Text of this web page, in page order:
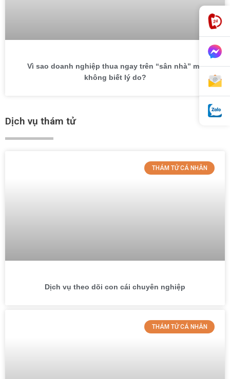
Vì sao doanh nghiệp thua ngay trên “sân nhà” mà
không biết lý do?
Dịch vụ thám tử
THÁM TỬ CÁ NHÂN
Dịch vụ theo dõi con cái chuyên nghiệp
THÁM TỬ CÁ NHÂN